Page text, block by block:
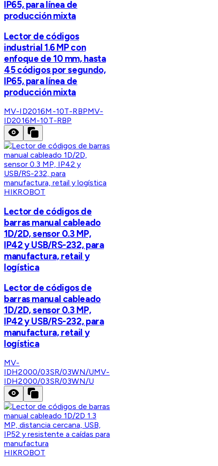
IP65, para línea de
producción mixta
Lector de códigos
industrial 1.6 MP con
enfoque de 10 mm, hasta
45 códigos por segundo,
IP65, para línea de
producción mixta
MV-ID2016M-10T-RBPMV-
ID2016M-10T-RBP
HIKROBOT
Lector de códigos de
barras manual cableado
1D/2D, sensor 0.3 MP,
IP42 y USB/RS-232, para
manufactura, retail y
logística
Lector de códigos de
barras manual cableado
1D/2D, sensor 0.3 MP,
IP42 y USB/RS-232, para
manufactura, retail y
logística
MV-
IDH2000/03SR/03WN/UMV-
IDH2000/03SR/03WN/U
HIKROBOT